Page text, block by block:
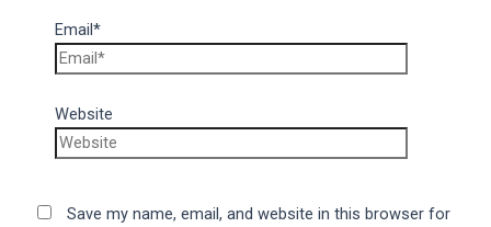
Email*
Website
Save my name, email, and website in this browser for